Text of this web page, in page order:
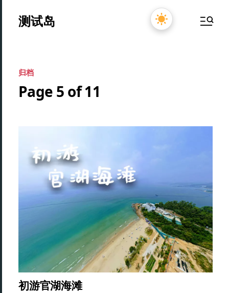
测试岛
归档
Page 5 of 11
初游官湖海滩